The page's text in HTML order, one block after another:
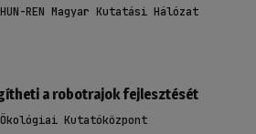
HUN-REN Magyar Kutatási Hálózat
a robotrajok fejlesztését
Ökológiai Kutatóközpont